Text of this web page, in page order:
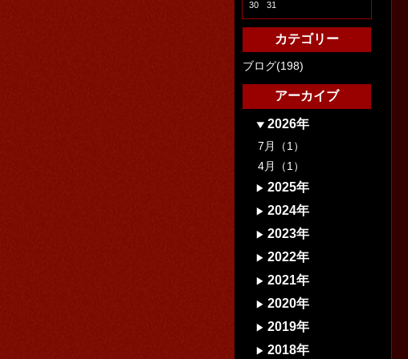
30 31
カテゴリー
ブログ(198)
アーカイブ
2026年
7月（1）
4月（1）
2025年
2024年
2023年
2022年
2021年
2020年
2019年
2018年